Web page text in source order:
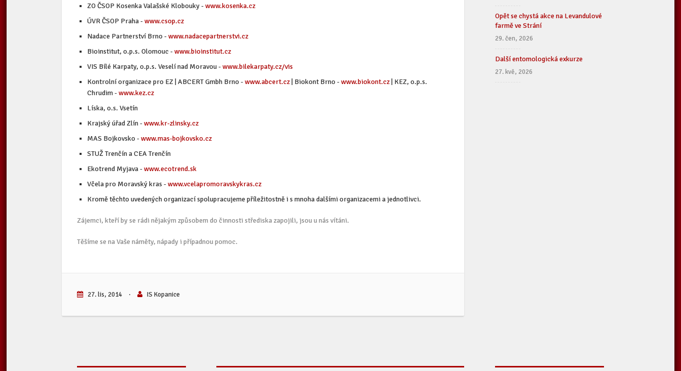
ZO ČSOP Kosenka Valašské Klobouky -www.kosenka.cz
ÚVR ČSOP Praha -www.csop.cz
Nadace Partnerství Brno -www.nadacepartnerstvi.cz
Bioinstitut, o.p.s. Olomouc -www.bioinstitut.cz
VIS Bílé Karpaty, o.p.s. Veselí nad Moravou -www.bilekarpaty.cz/vis
Kontrolní organizace pro EZ | ABCERT Gmbh Brno -www.abcert.cz| Biokont Brno -www.biokont.cz| KEZ, o.p.s.
Chrudim -www.kez.cz
Líska, o.s. Vsetín
Krajský úřad Zlín -www.kr-zlinsky.cz
MAS Bojkovsko -www.mas-bojkovsko.cz
STUŽ Trenčín a CEA Trenčín
Ekotrend Myjava -www.ecotrend.sk
Včela pro Moravský kras -www.vcelapromoravskykras.cz
Kromě těchto uvedených organizací spolupracujeme příležitostně i s mnoha dalšími organizacemi a jednotlivci.
Zájemci, kteří by se rádi nějakým způsobem do činnosti střediska zapojili, jsou u nás vítáni.
Těšíme se na Vaše náměty, nápady i případnou pomoc.
27. lis, 2014 · IS Kopanice
Opět se chystá akce na Levandulové
farmě ve Strání
29. čen, 2026
Další entomologická exkurze
27. kvě, 2026